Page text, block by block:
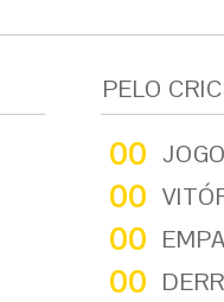
PELO
00
00
00
00